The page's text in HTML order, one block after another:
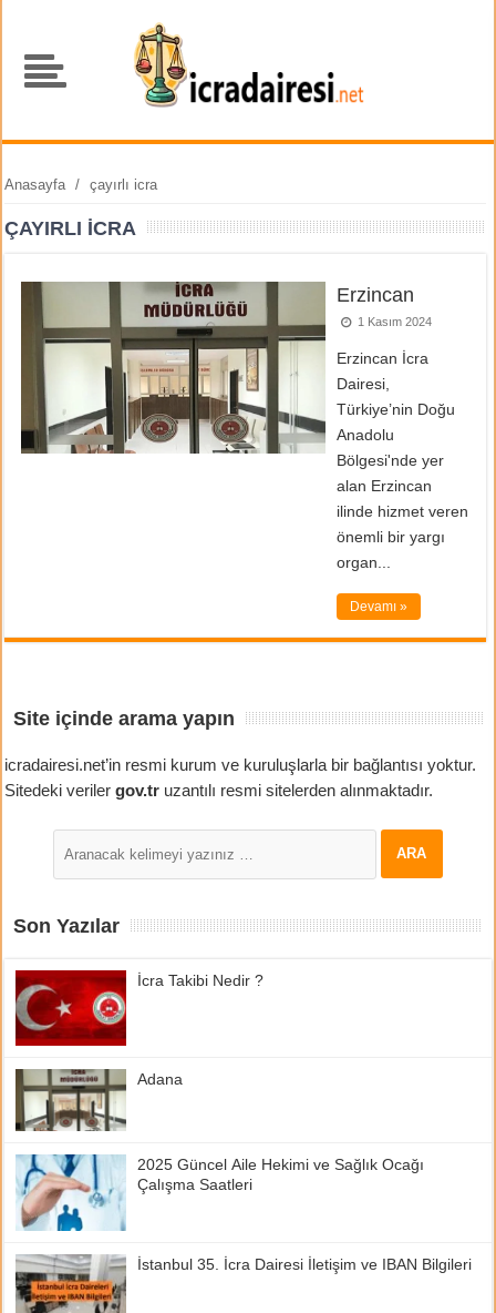
Anasayfa / çayırlı icra
ÇAYIRLI ICRA
Erzincan
1 Kasım 2024
Erzincan İcra
Dairesi,
Türkiye’nin Doğu
Anadolu
Bölgesi'nde yer
alan Erzincan
ilinde hizmet veren
önemli bir yargı
organ...
Devamı »
Site içinde arama yapın
icradairesi.net’in resmi kurum ve kuruluşlarla bir bağlantısı yoktur.
Sitedeki verilergov.tr uzantılı resmi sitelerden alınmaktadır.
Son Yazılar
İcra Takibi Nedir ?
Adana
2025 Güncel Aile Hekimi ve Sağlık Ocağı
Çalışma Saatleri
İstanbul 35. İcra Dairesi İletişim ve IBAN Bilgileri